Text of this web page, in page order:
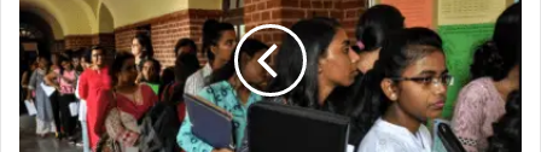
नियुक्ति
में
देरी
डी.एड.
उम्मीदवारों
ने